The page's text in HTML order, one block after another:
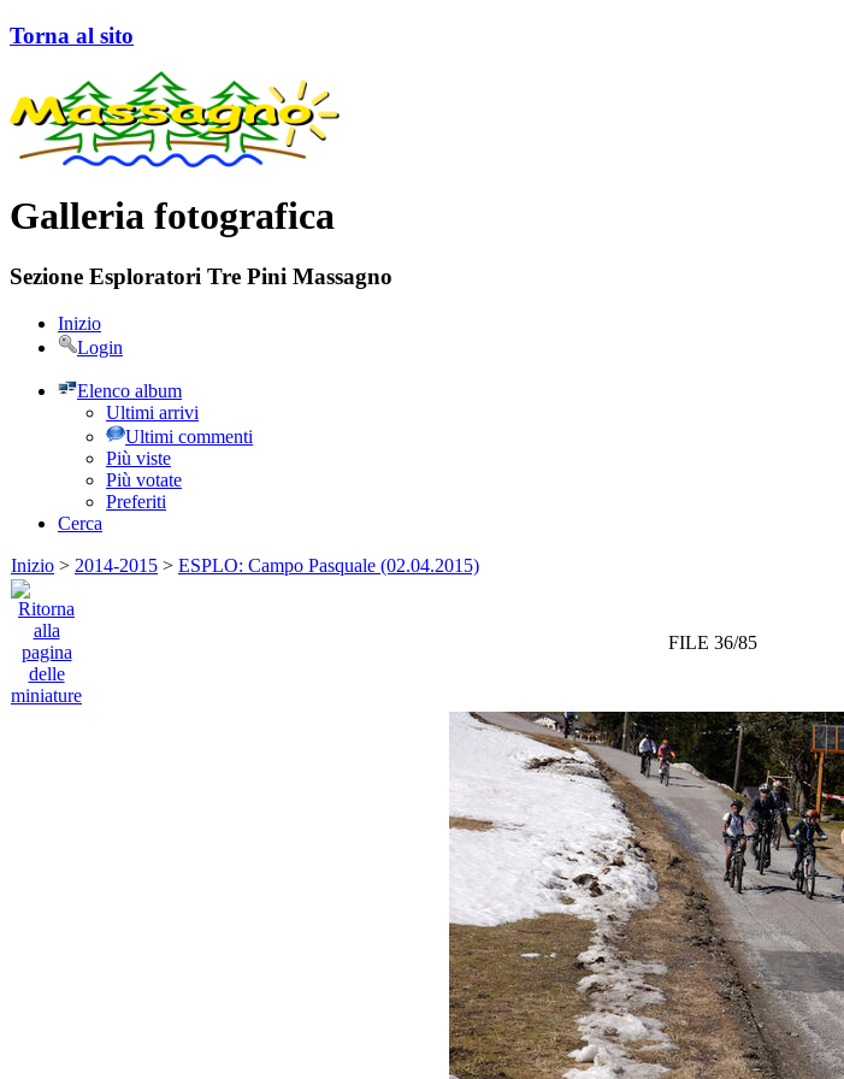
Torna al sito
Galleria fotografica
Sezione Esploratori Tre Pini Massagno
Inizio
Login
Elenco album
Ultimi arrivi
Ultimi commenti
Più viste
Più votate
Preferiti
Cerca
Inizio > 2014-2015 > ESPLO: Campo Pasquale (02.04.2015)
FILE 36/85